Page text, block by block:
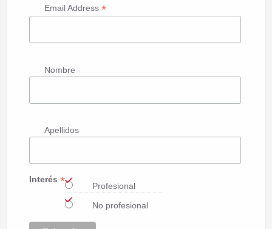
Email Address *
Nombre
Apellidos
Interés *
Profesional
No profesional